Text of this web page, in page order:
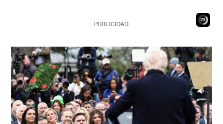
21
PUBLICIDAD